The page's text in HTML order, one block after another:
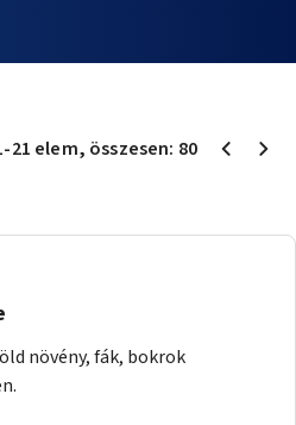
-21 elem, összesen: 80
növény, fák, bokrok